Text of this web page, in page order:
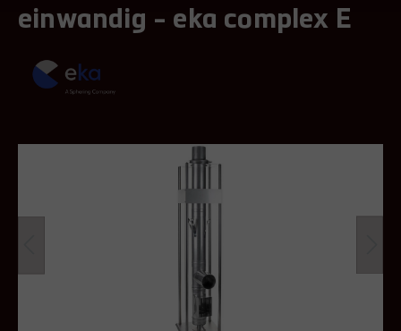
einwandig - eka complex E